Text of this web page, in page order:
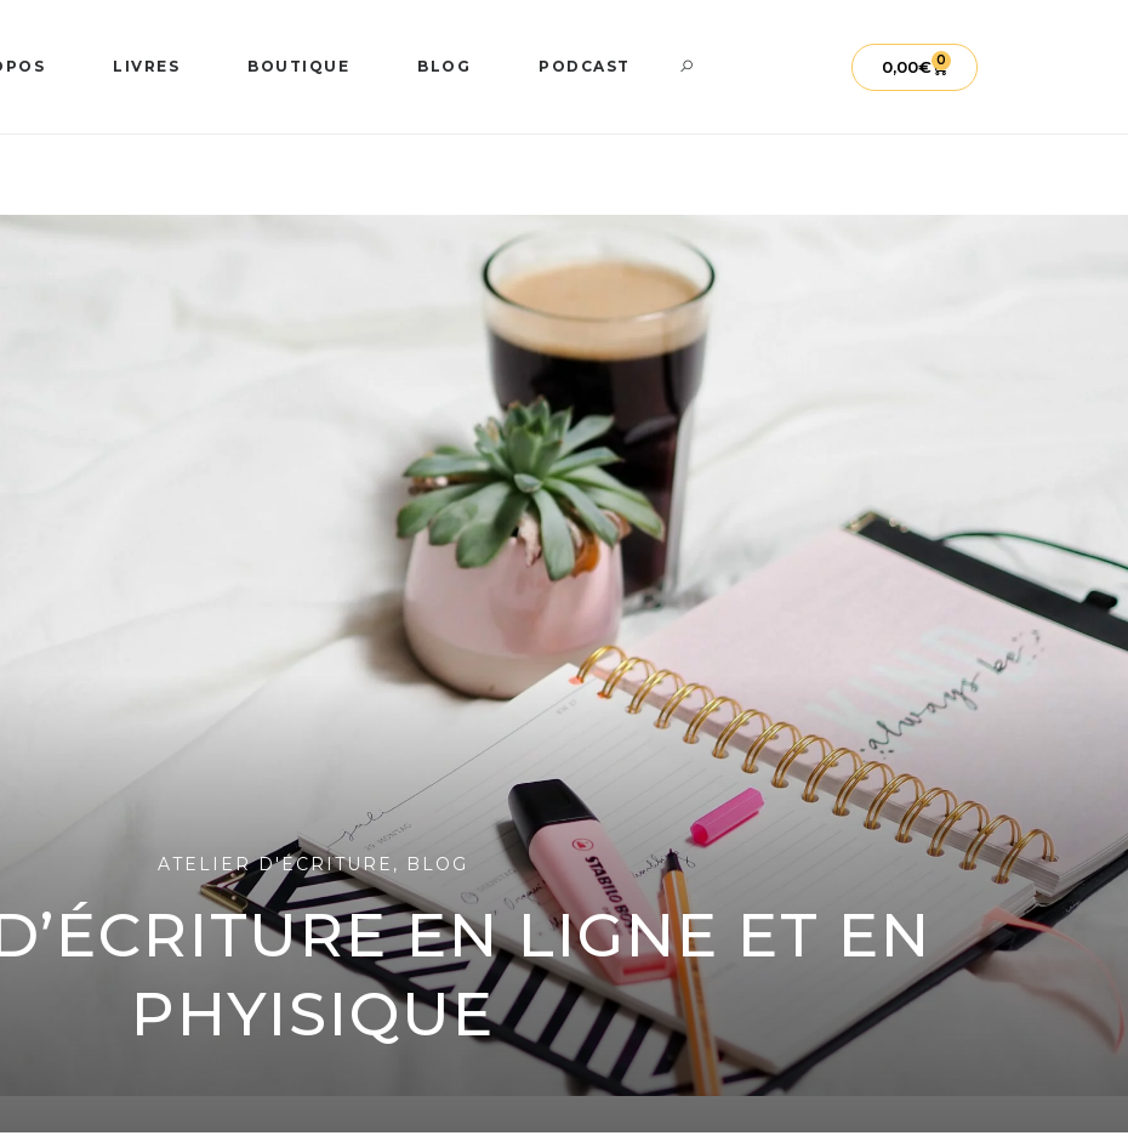
LIVRES BOUTIQUE BLOG PODCAST 0,00€ 0
ATELIER D'ÉCRITURE , BLOG
EN LIGNE ET EN
PHYISIQUE